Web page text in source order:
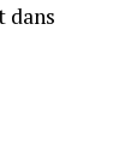
dans